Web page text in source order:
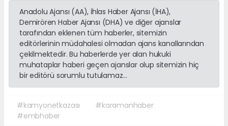
Anadolu Ajansı (AA), İhlas Haber Ajansı (İHA),
Demirören Haber Ajansı (DHA) ve diğer ajanslar
tarafından eklenen tüm haberler, sitemizin
editörlerinin müdahalesi olmadan ajans kanallarından
çekilmektedir. Bu haberlerde yer alan hukuki
muhataplar haberi geçen ajanslar olup sitemizin hiç
bir editörü sorumlu tutulamaz...
#kamyonetkazası
#karamanhaber
#embhaber